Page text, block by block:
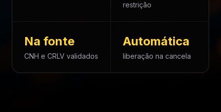
restrição
Na fonte
CNH e CRLV validados
Automática
liberação na cancela